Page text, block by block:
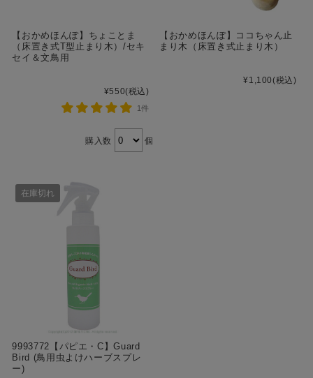
【おかめほんぽ】ちょことま
（床置き式T型止まり木）/セキ
セイ＆文鳥用
¥550(税込)
1件
購入数 個
【おかめほんぽ】ココちゃん止
まり木（床置き式止まり木）
¥1,100(税込)
9993772【パピエ・C】Guard
Bird (鳥用虫よけハーブスプレ
ー)
在庫切れ